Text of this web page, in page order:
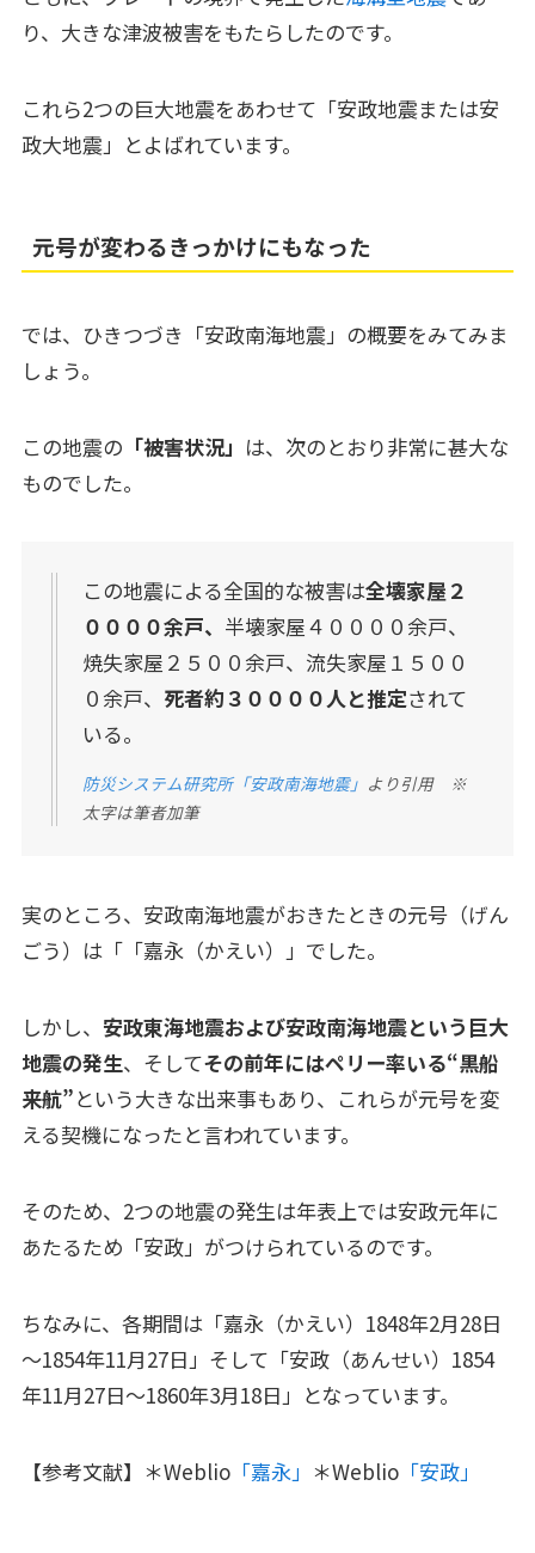
り、大きな津波被害をもたらしたのです。
これら2つの巨大地震をあわせて「安政地震または安
政大地震」とよばれています。
元号が変わるきっかけにもなった
では、ひきつづき「安政南海地震」の概要をみてみま
しょう。
この地震の 「被害状況」 は、次のとおり非常に甚大な
ものでした。
この地震による全国的な被害は全壊家屋２
００００余戸、 半壊家屋４００００余戸、
焼失家屋２５００余戸、流失家屋１５００
０余戸、 死者約３００００人と推定されて
いる。
防災システム研究所「安政南海地震」 より引用 ※
太字は筆者加筆
実のところ、安政南海地震がおきたときの元号（げん
ごう）は「「嘉永（かえい）」でした。
しかし、 安政東海地震および安政南海地震という巨大
地震の発生、そしてその前年にはペリー率いる“黒船
来航”という大きな出来事もあり、これらが元号を変
える契機になったと言われています。
そのため、2つの地震の発生は年表上では安政元年に
あたるため「安政」がつけられているのです。
ちなみに、各期間は「嘉永（かえい）1848年2月28日
～1854年11月27日」そして「安政（あんせい）1854
年11月27日～1860年3月18日」となっています。
【参考文献】＊Weblio「嘉永」 ＊Weblio「安政」